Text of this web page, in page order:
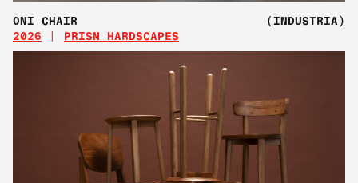
ONI CHAIR
(INDUSTRIA)
2026
PRISM HARDSCAPES